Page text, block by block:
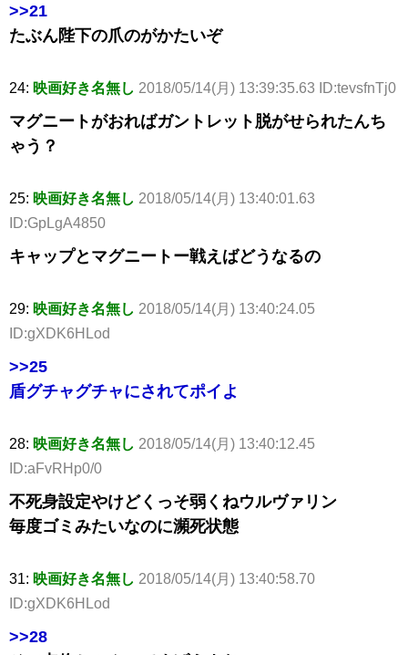
>>21
たぶん陛下の爪のがかたいぞ
24: 映画好き名無し 2018/05/14(月) 13:39:35.63 ID:tevsfnTj0
マグニートがおればガントレット脱がせられたんち
ゃう？
25: 映画好き名無し 2018/05/14(月) 13:40:01.63
ID:GpLgA4850
キャップとマグニートー戦えばどうなるの
29: 映画好き名無し 2018/05/14(月) 13:40:24.05
ID:gXDK6HLod
>>25
盾グチャグチャにされてポイよ
28: 映画好き名無し 2018/05/14(月) 13:40:12.45
ID:aFvRHp0/0
不死身設定やけどくっそ弱くねウルヴァリン
毎度ゴミみたいなのに瀕死状態
31: 映画好き名無し 2018/05/14(月) 13:40:58.70
ID:gXDK6HLod
>>28